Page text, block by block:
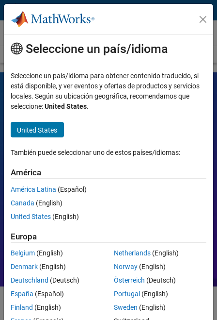
Saltar al contenido
Vídeos
Portal de vídeos Buscar
Vídeos de MATLAB y Simulink
Explore herramientas, conozca sus aplicaciones y descubra cómo
optimizan la labor de equipos de ingeniería y ciencias.
Buscar
MATLAB
Seleccione un país/idioma
Seleccione un país/idioma para obtener contenido traducido, si
está disponible, y ver eventos y ofertas de productos y servicios
locales. Según su ubicación geográfica, recomendamos que
seleccione:United States.
United States
También puede seleccionar uno de estos países/idiomas:
América
América Latina (Español)
Canada (English)
United States (English)
Europa
Belgium (English)
Denmark (English)
Deutschland (Deutsch)
España (Español)
Finland (English)
Netherlands(English)
Norway(English)
Österreich (Deutsch)
Portugal (English)
Sweden (English)